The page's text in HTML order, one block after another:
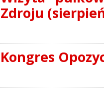
Zdroju
Kongres